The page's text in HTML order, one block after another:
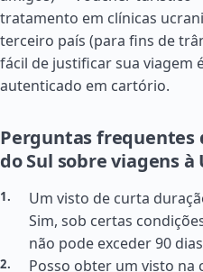
tratamento em clínicas
terceiro país (para fins de
fácil de justificar sua viagem
autenticado em cartório.
Perguntas frequentes
do Sul sobre viagens à
Um visto de curta
Sim, sob certas
não pode exceder 90
Posso obter um visto na